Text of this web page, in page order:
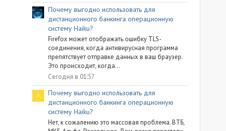
Почему выгодно использовать для
дистанционного банкинга операционную
систему Haiku?
Firefox может отображать ошибку TLS-
соединения, когда антивирусная программа
препятствует отправке данных в ваш браузер.
Это происходит, когда...
Сегодня в 01:57
A
Почему выгодно использовать для
дистанционного банкинга операционную
систему Haiku?
Нет, к сожалению это массовая проблема. ВТБ,